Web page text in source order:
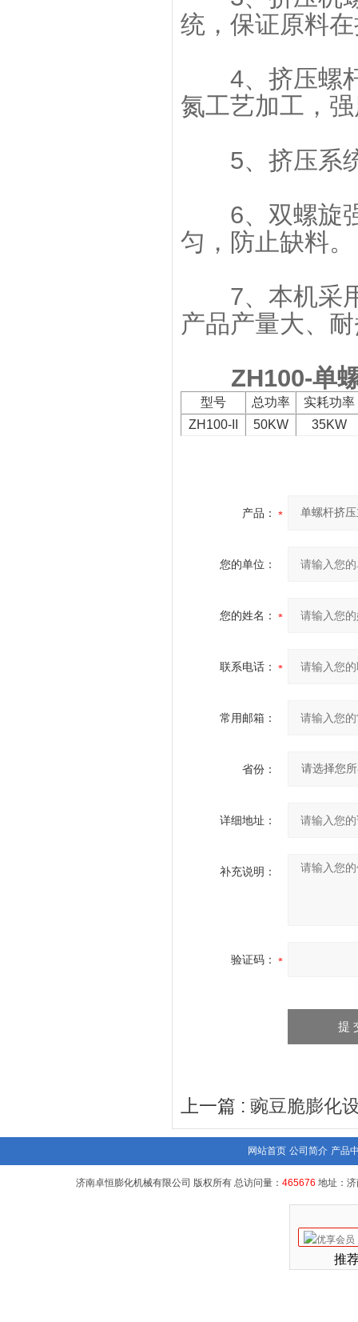
统，保证原料
4、挤压螺杆
氮工艺加工，
5、挤压系统
6、双螺旋强
匀，防止缺料。
7、本机采用
产品产量大、
ZH100-单
型号 总功率
实耗功率
ZH100-II
50KW 35KW
产品：
您的单位：
您的姓名：
联系电话：
常用邮箱：
省份：
详细地址：
补充说明：
验证码：
上一篇 : 豌豆脆膨化
网站首页 公司简介 产品
济南卓恒膨化机械有限公司 版权所有 总访问量： 465676 地址：
推